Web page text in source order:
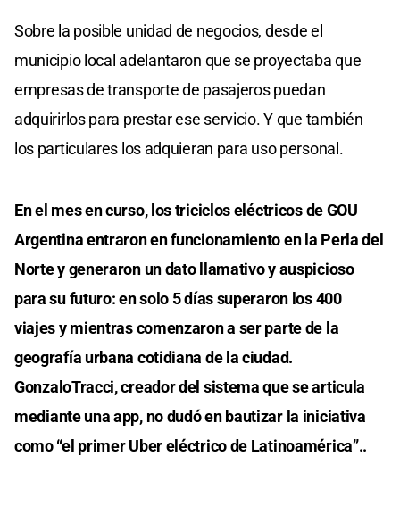
Sobre la posible unidad de negocios, desde el
municipio local adelantaron que se proyectaba que
empresas de transporte de pasajeros puedan
adquirirlos para prestar ese servicio. Y que también
los particulares los adquieran para uso personal.
En el mes en curso, los triciclos eléctricos de GOU
Argentina entraron en funcionamiento en la Perla del
Norte y generaron un dato llamativo y auspicioso
para su futuro: en solo 5 días superaron los 400
viajes y mientras comenzaron a ser parte de la
geografía urbana cotidiana de la ciudad.
GonzaloTracci, creador del sistema que se articula
mediante una app, no dudó en bautizar la iniciativa
como “el primer Uber eléctrico de Latinoamérica”..